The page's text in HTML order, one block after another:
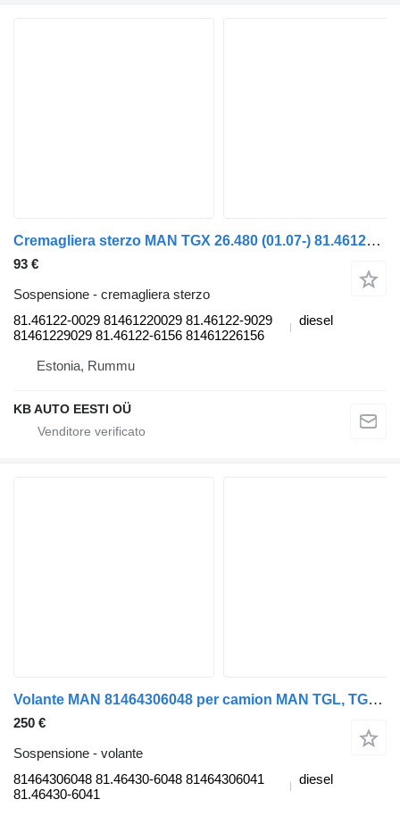
Cremagliera sterzo MAN TGX 26.480 (01.07-) 81.46122-0029 per camion MAN TGL, TGM, TGS, TGX (2005-2021)
93 €
Sospensione - cremagliera sterzo
81.46122-0029 81461220029 81.46122-9029
81461229029 81.46122-6156 81461226156
diesel
Estonia, Rummu
KB AUTO EESTI OÜ
Volante MAN 81464306048 per camion MAN TGL, TGM, TGS, TGX (2005-2021)
250 €
Sospensione - volante
81464306048 81.46430-6048 81464306041
81.46430-6041
diesel